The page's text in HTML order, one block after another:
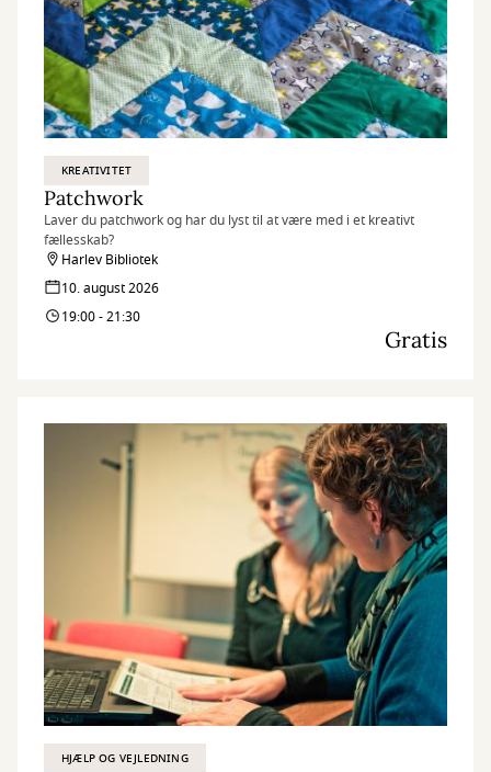
KREATIVITET
Patchwork
Laver du patchwork og har du lyst til at være med i et kreativt
fællesskab?
Harlev Bibliotek
10. august 2026
19:00 - 21:30
Gratis
HJÆLP OG VEJLEDNING